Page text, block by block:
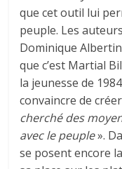
que cet outil lui
peuple. Les
Dominique
que c’est Martial
la jeunesse de
convaincre de
cherché des
avec le peuple».
se posent encore